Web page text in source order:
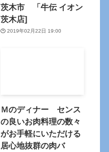
茨木市 「牛伝 イオン
茨木店]
2019年02月22日 19:00
Ｍのディナー センス
の良いお肉料理の数々
がお手軽にいただける
居心地抜群の肉バ